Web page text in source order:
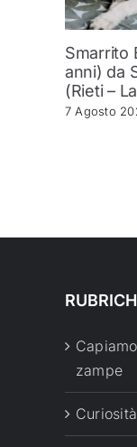
Smarrito
anni) da
(Rieti –
7 Agosto
zampe
Curiosità